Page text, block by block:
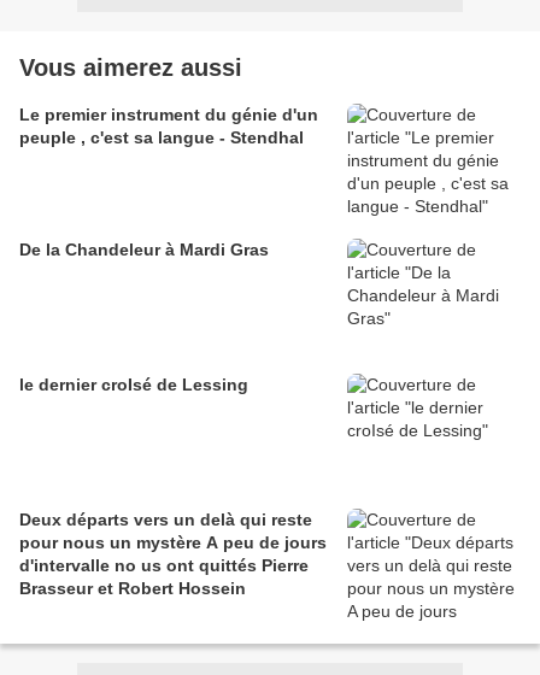
Vous aimerez aussi
Le premier instrument du génie d'un
peuple , c'est sa langue - Stendhal
De la Chandeleur à Mardi Gras
le dernier croIsé de Lessing
Deux départs vers un delà qui reste
pour nous un mystère A peu de jours
d'intervalle no us ont quittés Pierre
Brasseur et Robert Hossein